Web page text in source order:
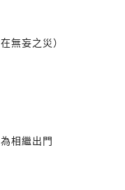
無妄之災）
相繼出門